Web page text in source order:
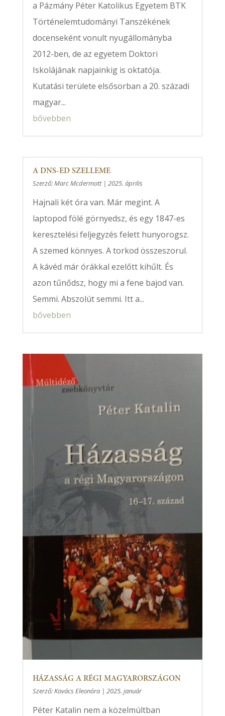
a Pázmány Péter Katolikus Egyetem BTK
Történelemtudományi Tanszékének
docenseként vonult nyugállományba
2012-ben, de az egyetem Doktori
Iskolájának napjainkig is oktatója.
Kutatási területe elsősorban a 20. századi
magyar...
bővebben
A DNS-ED SZELLEME
Szerző:Marc Mcdermott| 2025. április
Hajnali két óra van. Már megint. A
laptopod fölé görnyedsz, és egy 1847-es
keresztelési feljegyzés felett hunyorogsz.
A szemed könnyes. A torkod összeszorul.
A kávéd már órákkal ezelőtt kihűlt. És
azon tűnődsz, hogy mi a fene bajod van.
Semmi. Abszolút semmi. Itt a...
bővebben
HÁZASSÁG A RÉGI MAGYARORSZÁGON
Szerző:Kovács Eleonóra| 2025. január
Péter Katalin nem a közelmúltban